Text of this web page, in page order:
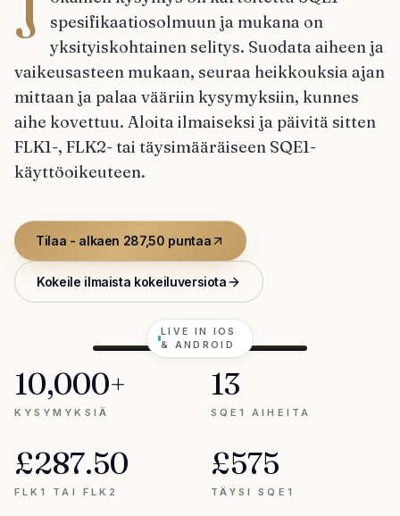
J
spesifikaatiosolmuun ja mukana on
yksityiskohtainen selitys. Suodata aiheen ja
vaikeusasteen mukaan, seuraa heikkouksia ajan
mittaan ja palaa vääriin kysymyksiin, kunnes
aihe kovettuu. Aloita ilmaiseksi ja päivitä sitten
FLK1-, FLK2- tai täysimääräiseen SQE1-
käyttöoikeuteen.
Tilaa - alkaen 287,50 puntaa
Kokeile ilmaista kokeiluversiota
LIVE IN IOS
& ANDROID
10,000+
KYSYMYKSIÄ
13
SQE1 AIHEITA
£287.50
FLK1 TAI FLK2
£575
TÄYSI SQE1